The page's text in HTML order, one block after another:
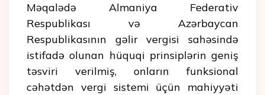
Məqalədə Almaniya Federativ
Respublikası və Azərbaycan
Respublikasının gəlir vergisi sahəsində
istifadə olunan hüquqi prinsiplərin geniş
təsviri verilmiş, onların funksional
cəhətdən vergi sistemi üçün mahiyyəti